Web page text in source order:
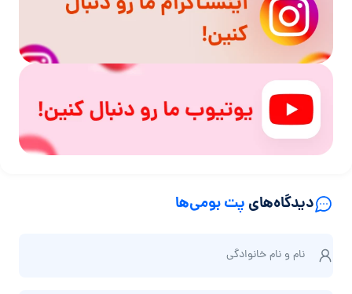
دیدگاه‌های پت بومی‌ها
ا
نام و نام‌ خانوادگی